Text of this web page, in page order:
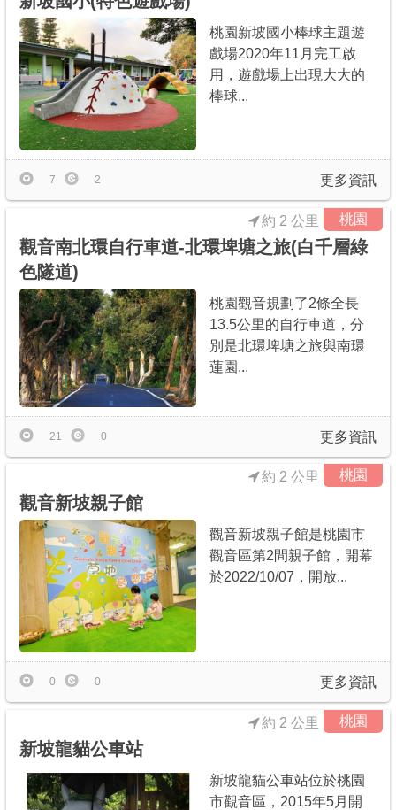
桃園新坡國小棒球主題遊
戲場2020年11月完工啟
用，遊戲場上出現大大的
棒球...
更多資訊
7 2
桃園
觀音南北環自行車道-北環埤塘之旅(白千層綠
色隧道)
約 2 公里
桃園觀音規劃了2條全長
13.5公里的自行車道，分
別是北環埤塘之旅與南環
蓮園...
更多資訊
21 0
桃園
觀音新坡親子館
約 2 公里
觀音新坡親子館是桃園市
觀音區第2間親子館，開幕
於2022/10/07，開放...
更多資訊
0 0
桃園
新坡龍貓公車站
約 2 公里
新坡龍貓公車站位於桃園
市觀音區，2015年5月開